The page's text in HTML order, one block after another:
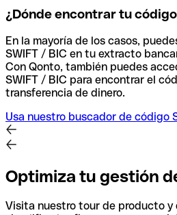
¿Dónde encontrar tu código
En la mayoría de los casos,
SWIFT / BIC en tu extracto
Con Qonto, también puedes
SWIFT / BIC para encontrar el
transferencia de dinero.
Usa nuestro buscador de código
Optimiza tu gestión
Visita nuestro tour de producto y